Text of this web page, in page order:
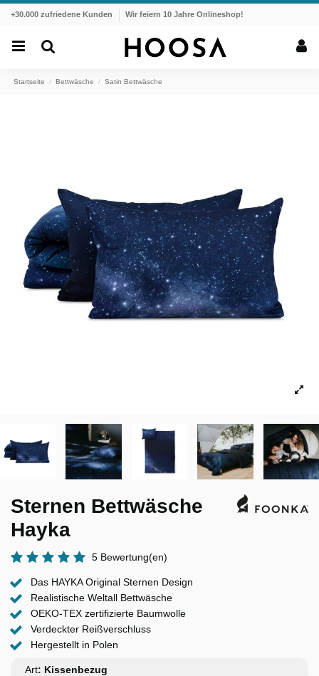
+30.000 zufriedene Kunden Wir feiern 10 Jahre Onlineshop!
Startseite Bettwäsche Satin Bettwäsche
Sternen Bettwäsche
Hayka
5 Bewertung(en)
Das HAYKA Original Sternen Design
Realistische Weltall Bettwäsche
OEKO-TEX zertifizierte Baumwolle
Verdeckter Reißverschluss
Hergestellt in Polen
Art